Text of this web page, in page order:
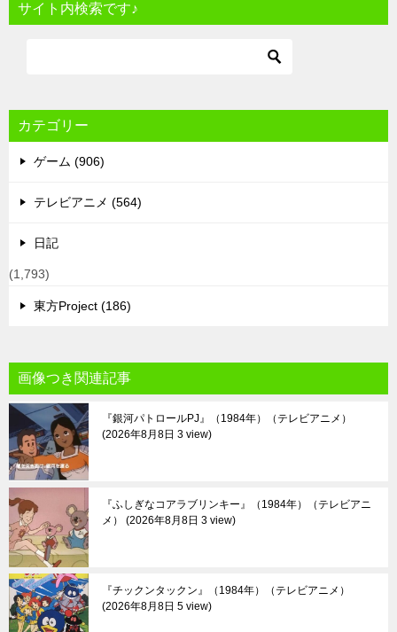
サイト内検索です♪
カテゴリー
ゲーム (906)
テレビアニメ (564)
日記
(1,793)
東方Project (186)
画像つき関連記事
『銀河パトロールPJ』（1984年）（テレビアニメ）
2026年8月8日 3 view
『ふしぎなコアラブリンキー』（1984年）（テレビアニ
メ）
2026年8月8日 3 view
『チックンタックン』（1984年）（テレビアニメ）
2026年8月8日 5 view